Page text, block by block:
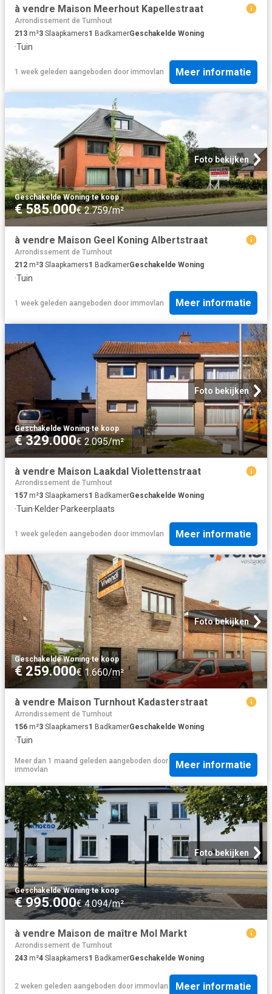
à vendre Maison Meerhout Kapellestraat
Arrondissement de Turnhout
213 m²3 Slaapkamers1 BadkamerGeschakelde Woning
·Tuin
1 week geleden aangeboden door immovlan Meer informatie
Foto bekijken
Geschakelde Woning·te koop
€ 585.000€ 2.759/m²
à vendre Maison Geel Koning Albertstraat
Arrondissement de Turnhout
212 m²3 Slaapkamers1 BadkamerGeschakelde Woning
·Tuin
1 week geleden aangeboden door immovlan Meer informatie
Foto bekijken
Geschakelde Woning·te koop
€ 329.000€ 2.095/m²
à vendre Maison Laakdal Violettenstraat
Arrondissement de Turnhout
157 m²3 Slaapkamers1 BadkamerGeschakelde Woning
·Tuin·Kelder·Parkeerplaats
1 week geleden aangeboden door immovlan Meer informatie
Foto bekijken
Geschakelde Woning·te koop
€ 259.000€ 1.660/m²
à vendre Maison Turnhout Kadasterstraat
Arrondissement de Turnhout
156 m²3 Slaapkamers1 BadkamerGeschakelde Woning
·Tuin
Meer dan 1 maand geleden aangeboden door
immovlan
Meer informatie
Foto bekijken
Geschakelde Woning·te koop
€ 995.000€ 4.094/m²
à vendre Maison de maître Mol Markt
Arrondissement de Turnhout
243 m²4 Slaapkamers1 BadkamerGeschakelde Woning
2 weken geleden aangeboden door immovlan Meer informatie